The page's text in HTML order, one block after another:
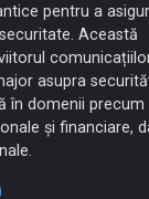
pentru a
Această
asupra
în domenii precum
și financiare,